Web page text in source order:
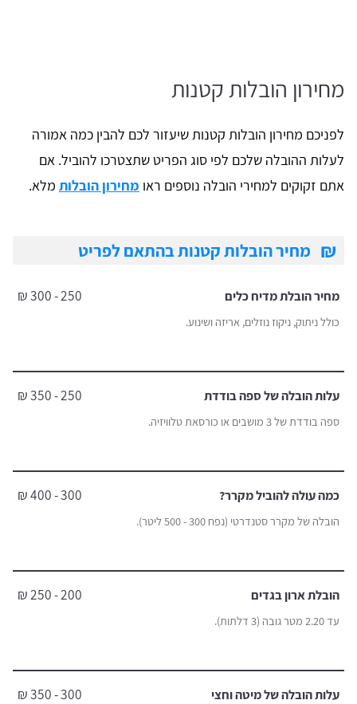
מחירון הובלות קטנות
לפניכם מחירון הובלות קטנות שיעזור לכם להבין כמה אמורה
לעלות ההובלה שלכם לפי סוג הפריט שתצטרכו להוביל. אם
אתם זקוקים למחירי הובלה נוספים ראו מחירון הובלות מלא.
₪ מחיר הובלות קטנות בהתאם לפריט
מחיר הובלת מדיח כלים
כולל ניתוק, ניקוז נוזלים, אריזה ושינוע.
250 - 300 ₪
עלות הובלה של ספה בודדת
ספה בודדת של 3 מושבים או כורסאת טלוויזיה.
250 - 350 ₪
כמה עולה להוביל מקרר?
הובלה של מקרר סטנדרטי (נפח 300 - 500 ליטר).
300 - 400 ₪
הובלת ארון בגדים
עד 2.20 מטר גובה (3 דלתות).
200 - 250 ₪
עלות הובלה של מיטה וחצי 300 - 350 ₪